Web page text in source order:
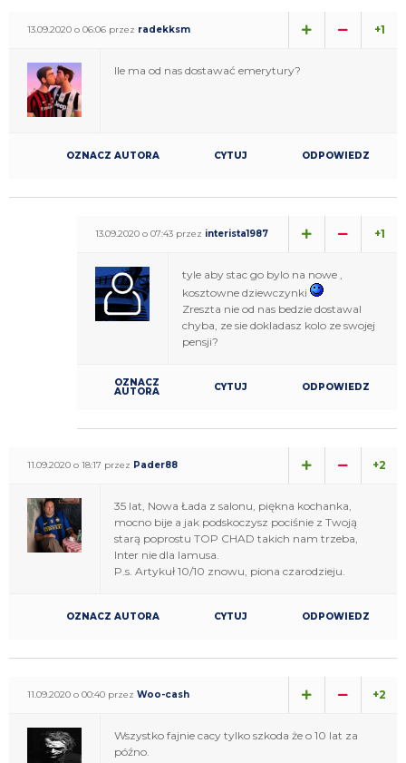
13.09.2020 o 06:06 przez radekksm +1
Ile ma od nas dostawać emerytury?
OZNACZ AUTORA CYTUJ ODPOWIEDZ
13.09.2020 o 07:43 przez interista1987 +1
tyle aby stac go bylo na nowe ,
kosztowne dziewczynki
Zreszta nie od nas bedzie dostawal
chyba, ze sie dokladasz kolo ze swojej
pensji?
OZNACZ
AUTORA CYTUJ ODPOWIEDZ
11.09.2020 o 18:17 przez Pader88 +2
35 lat, Nowa Łada z salonu, piękna kochanka,
mocno bije a jak podskoczysz pociśnie z Twoją
starą poprostu TOP CHAD takich nam trzeba,
Inter nie dla lamusa.
P.s. Artykuł 10/10 znowu, piona czarodzieju.
OZNACZ AUTORA CYTUJ ODPOWIEDZ
11.09.2020 o 00:40 przez Woo-cash +2
Wszystko fajnie cacy tylko szkoda że o 10 lat za
późno.